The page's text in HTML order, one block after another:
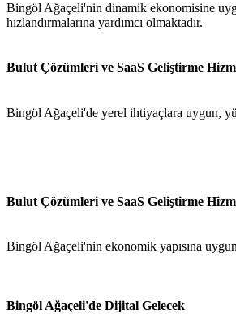
Bingöl Ağaçeli'nin dinamik ekonomisine
hızlandırmalarına yardımcı olmaktadır.
Bulut Çözümleri ve SaaS Geliştirme
Bingöl Ağaçeli'de yerel ihtiyaçlara uygun,
Bulut Çözümleri ve SaaS Geliştirme
Bingöl Ağaçeli'nin ekonomik yapısına
Bingöl Ağaçeli'de Dijital Gelecek